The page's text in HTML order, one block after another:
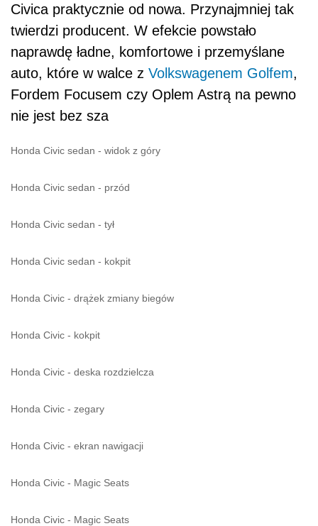
Civica praktycznie od nowa. Przynajmniej tak
twierdzi producent. W efekcie powstało
naprawdę ładne, komfortowe i przemyślane
auto, które w walce z Volkswagenem Golfem,
Fordem Focusem czy Oplem Astrą na pewno
nie jest bez sza
Honda Civic sedan - widok z góry
Honda Civic sedan - przód
Honda Civic sedan - tył
Honda Civic sedan - kokpit
Honda Civic - drążek zmiany biegów
Honda Civic - kokpit
Honda Civic - deska rozdzielcza
Honda Civic - zegary
Honda Civic - ekran nawigacji
Honda Civic - Magic Seats
Honda Civic - Magic Seats